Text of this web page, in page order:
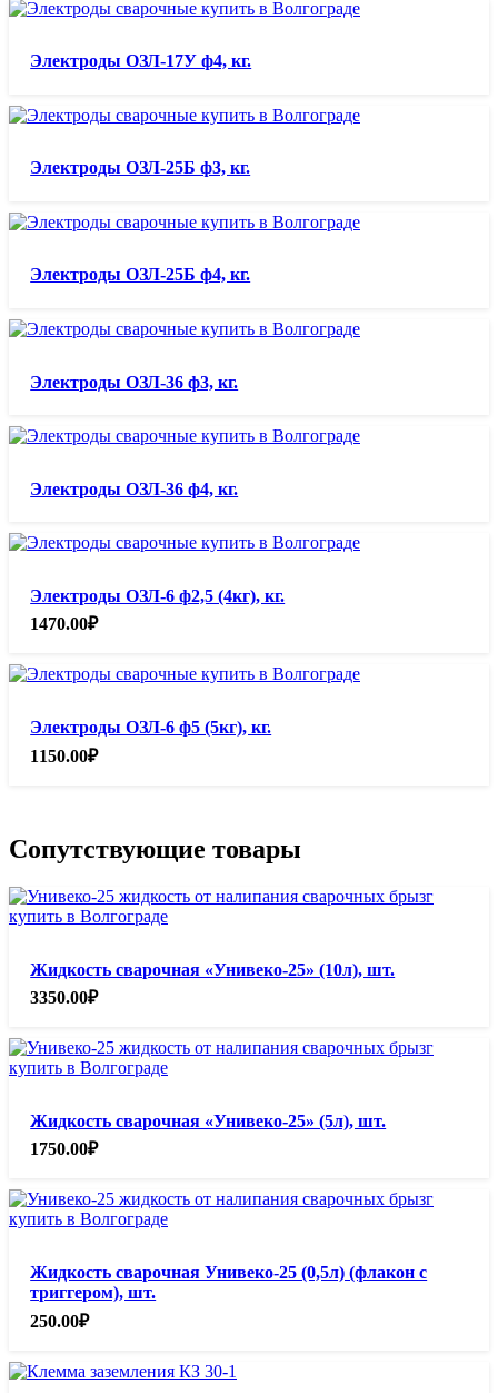
Электроды ОЗЛ-17У ф4, кг.
Электроды ОЗЛ-25Б ф3, кг.
Электроды ОЗЛ-25Б ф4, кг.
Электроды ОЗЛ-36 ф3, кг.
Электроды ОЗЛ-36 ф4, кг.
Электроды ОЗЛ-6 ф2,5 (4кг), кг.
1470.00₽
Электроды ОЗЛ-6 ф5 (5кг), кг.
1150.00₽
Сопутствующие товары
Жидкость сварочная «Унивеко-25» (10л), шт.
3350.00₽
Жидкость сварочная «Унивеко-25» (5л), шт.
1750.00₽
Жидкость сварочная Унивеко-25 (0,5л) (флакон с
триггером), шт.
250.00₽